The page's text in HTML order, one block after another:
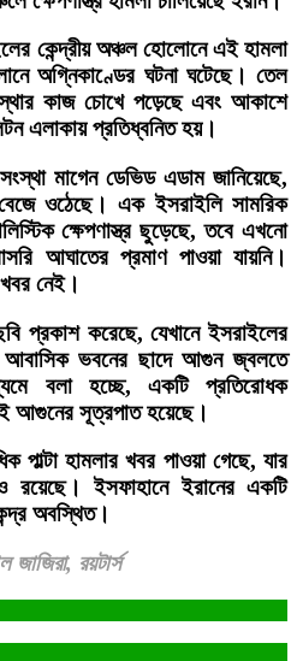
কেন্দ্রীয় অঞ্চল হোলোনে এই হামলা
অগ্নিকাণ্ডের ঘটনা ঘটেছে। তেল
কাজ চোখে পড়েছে এবং আকাশে
এলাকায় প্রতিধ্বনিত হয়।
মাগেন ডেভিড এডাম জানিয়েছে,
বেজে ওঠেছে। এক ইসরাইলি সামরিক
ক্ষেপণাস্ত্র ছুড়েছে, তবে এখনো
আঘাতের প্রমাণ পাওয়া যায়নি।
নেই।
প্রকাশ করেছে, যেখানে ইসরাইলের
আবাসিক ভবনের ছাদে আগুন জ্বলতে
বলা হচ্ছে, একটি প্রতিরোধক
আগুনের সূত্রপাত হয়েছে।
পাল্টা হামলার খবর পাওয়া গেছে, যার
রয়েছে। ইসফাহানে ইরানের একটি
অবস্থিত।
রয়টার্স